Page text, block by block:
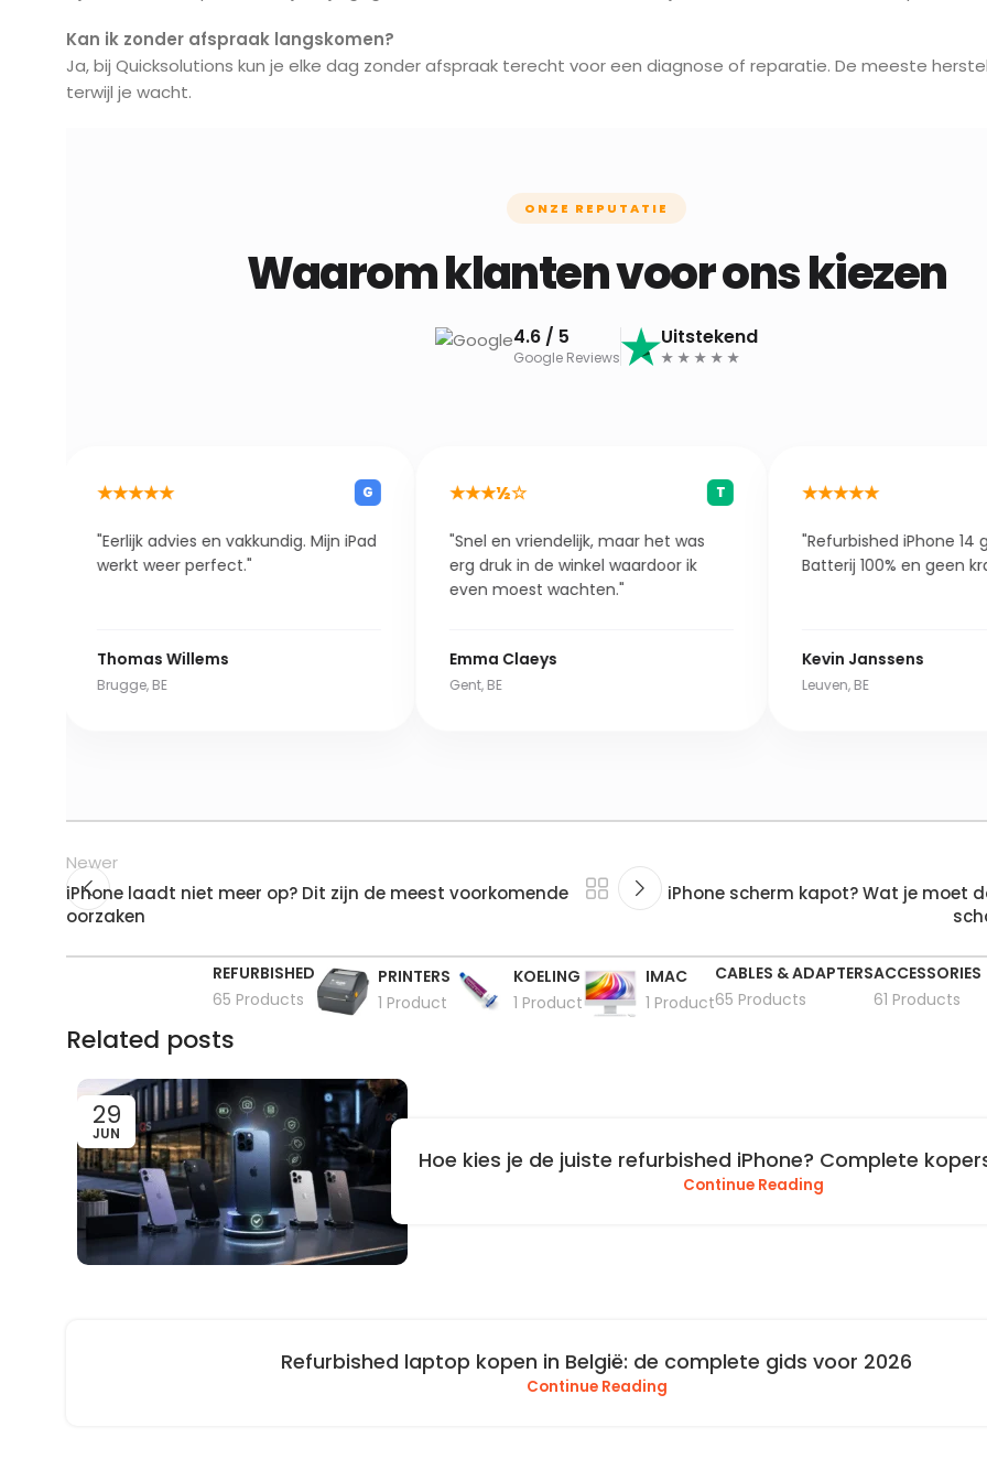
Kan ik zonder afspraak langskomen?
Ja, bij Quicksolutions kun je elke dag zonder afspraak terecht voor een diagnose of reparatie. De meeste
terwijl je wacht.
ONZE REPUTATIE
Waarom klanten voor ons kiezen
4.6 / 5
Google Reviews
Uitstekend
★ ★ ★ ★ ★
advies en vakkundig. Mijn iPad
weer perfect."
Willems
★★★½☆
"Snel en vriendelijk, maar het was
erg druk in de winkel waardoor ik
even moest wachten."
★★★★★
"Refurbished iPhone 14 gekocht.
Batterij 100% en geen krasje."
Kevin Janssens
Newer
iPhone laadt niet meer op? Dit zijn de meest voorkomende
oorzaken
iPhone scherm kapot? Wat je moet
REFURBISHED
65 Products
PRINTERS
1 Product
KOELING
1 Product
IMAC
1 Product
CABLES & ADAPTERS
65 Products
ACCESSORIES
61 Products
Related posts
29
JUN
Hoe kies je de juiste refurbished iPhone? Complete
Continue Reading
Refurbished laptop kopen in België: de complete gids voor 2026
Continue Reading